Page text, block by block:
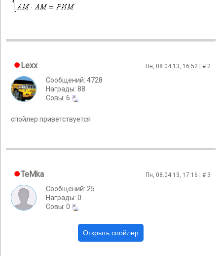
Lexx Пн, 08.04.13, 16:52 | # 2
Сообщений: 4728
Награды: 88
Cовы: 6
спойлер приветствуется
TeMka Пн, 08.04.13, 17:16 | # 3
Сообщений: 25
Награды: 0
Cовы: 0